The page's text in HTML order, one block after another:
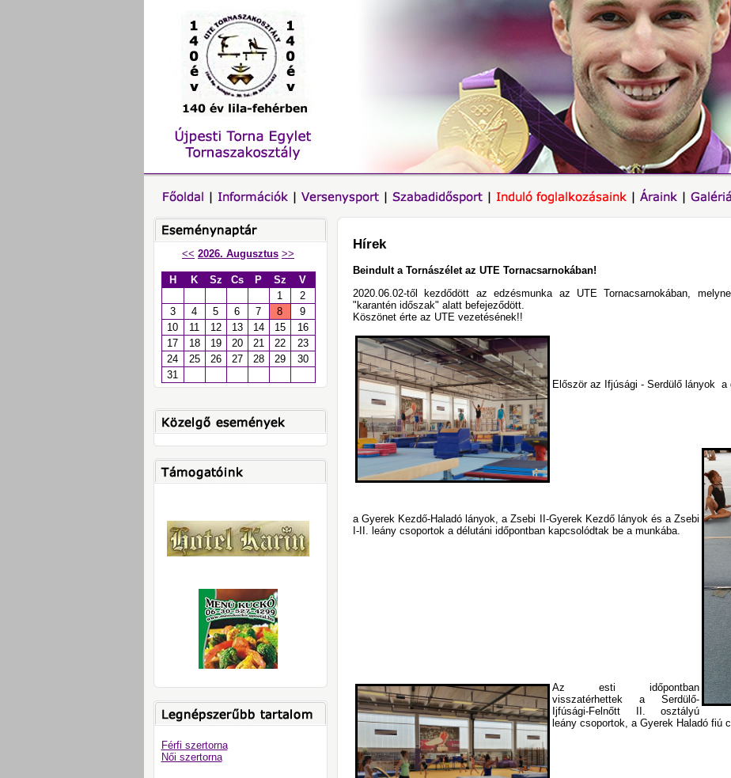
<< 2026. Augusztus >>
H K Sz Cs P Sz
V
1
2
3
4 5 6 7 8
9
10
11 12 13 14 15
16
17
18 19 20 21 22
23
24
25 26 27 28 29
30
31
Férfi szertorna
Női szertorna
Hírek
Beindult a Tornászélet az UTE Tornacsarnokában!
2020.06.02-től kezdődött az edzésmunka az UTE Tornacsarnokában,
"karantén időszak" alatt befejeződött.
Köszönet érte az UTE vezetésének!!
Először az Ifjúsági - Serdülő lányok a
a Gyerek Kezdő-Haladó lányok, a Zsebi II-Gyerek Kezdő lányok és a Zsebi
I-II. leány csoportok a délutáni időpontban kapcsolódtak be a munkába.
Az esti időpontban
visszatérhettek a Serdülő-
Ijfúsági-Felnőtt II. osztályú
leány csoportok, a Gyerek Haladó fiú